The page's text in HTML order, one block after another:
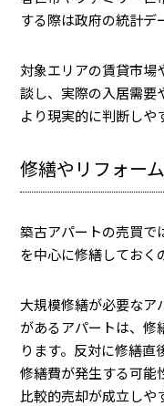
する際は政府の統計デ
対象エリアの賃貸市場
談し、実際の入居需要
より現実的に判断しや
修繕やリフォー
築古アパートの売買で
を中心に修繕しておく
大規模修繕が必要なア
があるアパートは、修
ります。反対に修繕直
修繕費が発生する可能
比較的売却が成立しや